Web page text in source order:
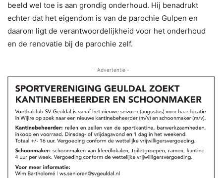
beeld wel toe is aan grondig onderhoud. Hij benadrukt
echter dat het eigendom is van de parochie Gulpen en
daarom ligt de verantwoordelijkheid voor het onderhoud
en de renovatie bij de parochie zelf.
- Advertentie -